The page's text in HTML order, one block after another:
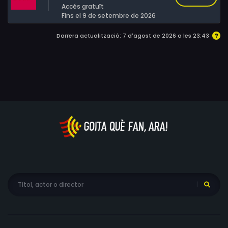
ocasionarà múltiples incidents.
Accés gratuït
Fins el 9 de setembre de 2026
Darrera actualització: 7 d'agost de 2026 a les 23:43